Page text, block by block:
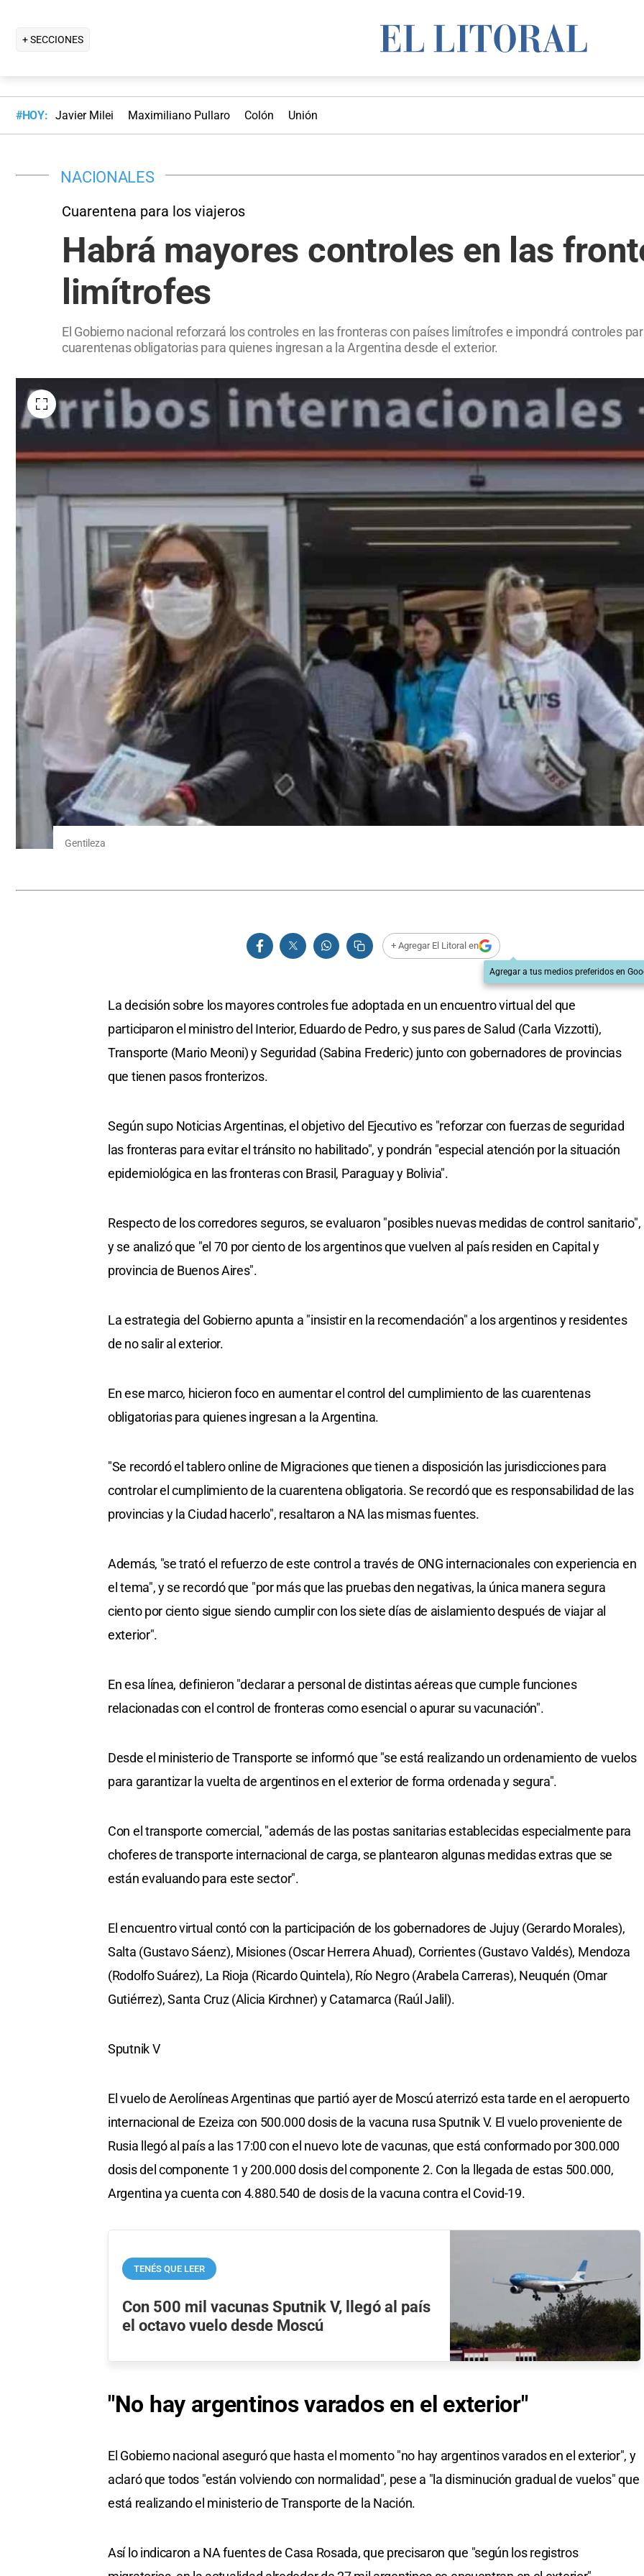
+ SECCIONES
#HOY: Javier Milei Maximiliano Pullaro Colón Unión
NACIONALES
Cuarentena para los viajeros
Habrá mayores controles en las
limítrofes
El Gobierno nacional reforzará los controles en las fronteras con países limítrofes e impondrá controles
cuarentenas obligatorias para quienes ingresan a la Argentina desde el exterior.
Gentileza
+ Agregar El Litoral en
Agregar a tus medios preferidos en
La decisión sobre los mayores controles fue adoptada en un encuentro virtual del que
participaron el ministro del Interior, Eduardo de Pedro, y sus pares de Salud (Carla Vizzotti),
Transporte (Mario Meoni) y Seguridad (Sabina Frederic) junto con gobernadores de provincias
que tienen pasos fronterizos.
Según supo Noticias Argentinas, el objetivo del Ejecutivo es "reforzar con fuerzas de seguridad
las fronteras para evitar el tránsito no habilitado", y pondrán "especial atención por la situación
epidemiológica en las fronteras con Brasil, Paraguay y Bolivia".
Respecto de los corredores seguros, se evaluaron "posibles nuevas medidas de control sanitario",
y se analizó que "el 70 por ciento de los argentinos que vuelven al país residen en Capital y
provincia de Buenos Aires".
La estrategia del Gobierno apunta a "insistir en la recomendación" a los argentinos y residentes
de no salir al exterior.
En ese marco, hicieron foco en aumentar el control del cumplimiento de las cuarentenas
obligatorias para quienes ingresan a la Argentina.
"Se recordó el tablero online de Migraciones que tienen a disposición las jurisdicciones para
controlar el cumplimiento de la cuarentena obligatoria. Se recordó que es responsabilidad de las
provincias y la Ciudad hacerlo", resaltaron a NA las mismas fuentes.
Además, "se trató el refuerzo de este control a través de ONG internacionales con experiencia en
el tema", y se recordó que "por más que las pruebas den negativas, la única manera segura
ciento por ciento sigue siendo cumplir con los siete días de aislamiento después de viajar al
exterior".
En esa línea, definieron "declarar a personal de distintas aéreas que cumple funciones
relacionadas con el control de fronteras como esencial o apurar su vacunación".
Desde el ministerio de Transporte se informó que "se está realizando un ordenamiento de vuelos
para garantizar la vuelta de argentinos en el exterior de forma ordenada y segura".
Con el transporte comercial, "además de las postas sanitarias establecidas especialmente para
choferes de transporte internacional de carga, se plantearon algunas medidas extras que se
están evaluando para este sector".
El encuentro virtual contó con la participación de los gobernadores de Jujuy (Gerardo Morales),
Salta (Gustavo Sáenz), Misiones (Oscar Herrera Ahuad), Corrientes (Gustavo Valdés), Mendoza
(Rodolfo Suárez), La Rioja (Ricardo Quintela), Río Negro (Arabela Carreras), Neuquén (Omar
Gutiérrez), Santa Cruz (Alicia Kirchner) y Catamarca (Raúl Jalil).
Sputnik V
El vuelo de Aerolíneas Argentinas que partió ayer de Moscú aterrizó esta tarde en el aeropuerto
internacional de Ezeiza con 500.000 dosis de la vacuna rusa Sputnik V. El vuelo proveniente de
Rusia llegó al país a las 17:00 con el nuevo lote de vacunas, que está conformado por 300.000
dosis del componente 1 y 200.000 dosis del componente 2. Con la llegada de estas 500.000,
Argentina ya cuenta con 4.880.540 de dosis de la vacuna contra el Covid-19.
TENÉS QUE LEER
Con 500 mil vacunas Sputnik V, llegó al país
el octavo vuelo desde Moscú
"No hay argentinos varados en el exterior"
El Gobierno nacional aseguró que hasta el momento "no hay argentinos varados en el exterior", y
aclaró que todos "están volviendo con normalidad", pese a "la disminución gradual de vuelos" que
está realizando el ministerio de Transporte de la Nación.
Así lo indicaron a NA fuentes de Casa Rosada, que precisaron que "según los registros